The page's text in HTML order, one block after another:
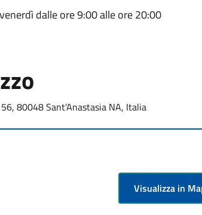
dalle ore 9:00 alle ore 20:00
80048 Sant'Anastasia NA, Italia
Visualizza in